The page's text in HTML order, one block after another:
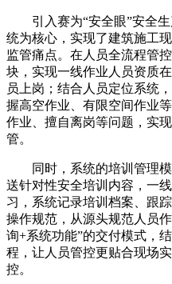
引入赛为“安全眼”安全
统为核心，实现了建筑施工
监管痛点。在人员全流程管
块，实现一线作业人员资质
员上岗；结合人员定位系统
握高空作业、有限空间作业
作业、擅自离岗等问题，实
管。
同时，系统的培训管理
送针对性安全培训内容，一
习，系统记录培训档案、跟
操作规范，从源头规范人员
询+系统功能”的交付模式，
程，让人员管控更贴合现场
控。